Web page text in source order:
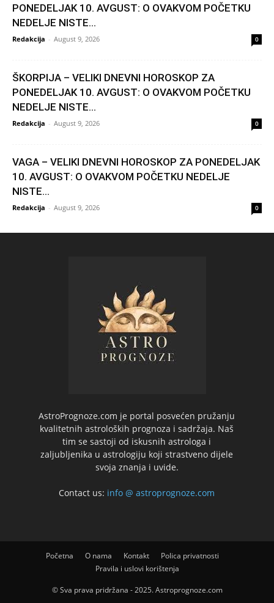
PONEDELJAK 10. AVGUST: O OVAKVOM POČETKU
NEDELJE NISTE...
Redakcija - August 9, 2026 0
ŠKORPIJA – VELIKI DNEVNI HOROSKOP ZA
PONEDELJAK 10. AVGUST: O OVAKVOM POČETKU
NEDELJE NISTE...
Redakcija - August 9, 2026 0
VAGA – VELIKI DNEVNI HOROSKOP ZA PONEDELJAK
10. AVGUST: O OVAKVOM POČETKU NEDELJE
NISTE...
Redakcija - August 9, 2026 0
AstroPrognoze.com je portal posvećen pružanju
kvalitetnih astroloških prognoza i sadržaja. Naš
tim se sastoji od iskusnih astrologa i
zaljubljenika u astrologiju koji strastveno dijele
svoja znanja i uvide.
Contact us: info @ astroprognoze.com
Početna O nama Kontakt
Polica privatnosti
Pravila i uslovi korištenja
© Sva prava pridržana - 2025. Astroprognoze.com